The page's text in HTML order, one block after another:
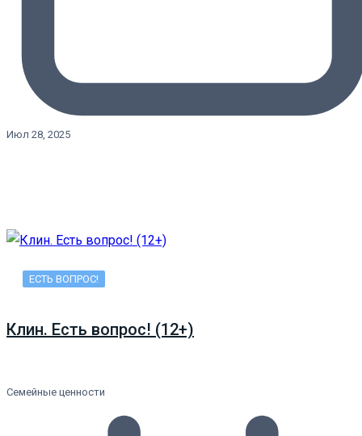
Июл 28, 2025
ЕСТЬ ВОПРОС!
Клин. Есть вопрос! (12+)
Семейные ценности